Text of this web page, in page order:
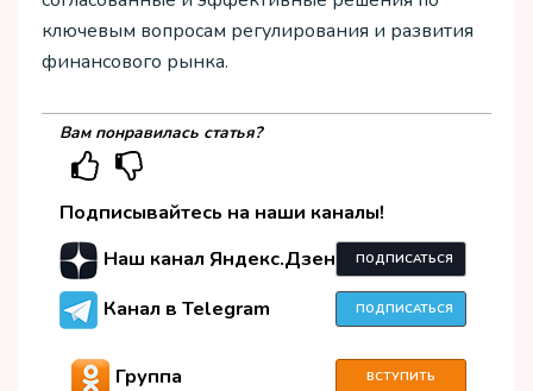
ключевым вопросам регулирования и развития
финансового рынка.
Вам понравилась статья?
Подписывайтесь на наши каналы!
Наш канал Яндекс.Дзен
ПОДПИСАТЬСЯ
Канал в Telegram ПОДПИСАТЬСЯ
Группа
ВСТУПИТЬ